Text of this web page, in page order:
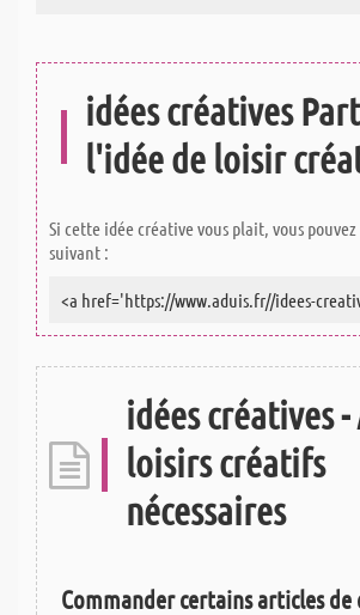
idées créatives
l'idée de loisir
Si cette idée créative vous plait, vous
suivant :
idées créatives
loisirs créatifs
nécessaires
Commander certains articles de